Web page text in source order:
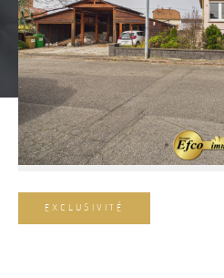
EXCLUSIVITÉ
Référence